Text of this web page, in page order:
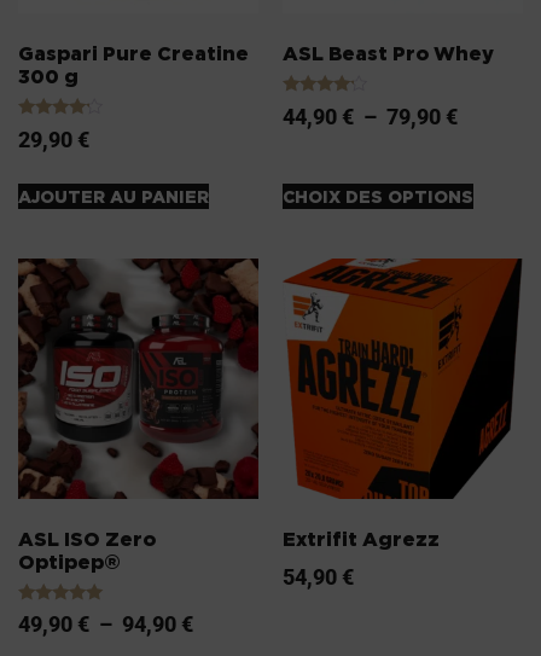
Gaspari Pure Creatine
300 g
Note
4.00
29,90 €
AJOUTER AU PANIER
ASL Beast Pro Whey
Note
4.00
44,90 € – 79,90 €
CHOIX DES OPTIONS
ASL ISO Zero
Optipep®
Note
5.00
49,90 € – 94,90 €
Extrifit Agrezz
54,90 €